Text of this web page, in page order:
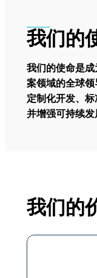
我们的
我们的使命是
案领域的全球
定制化开发、
并增强可持续发
我们的